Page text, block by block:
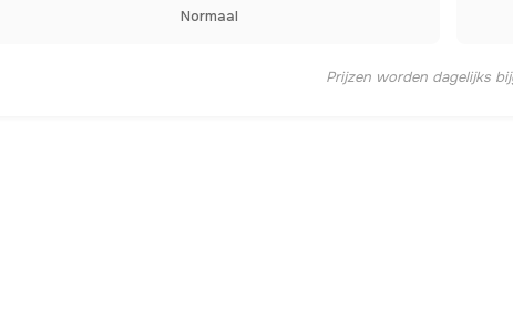
Normaal
Prijzen worden dagelijks